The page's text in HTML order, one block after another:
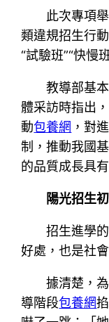
此次專項
類違規招生行
“試驗班”“快慢
教導部基
體采訪時指出
動包養網 ，對
制，推動我國
的品質成長具
陽光招生
招生進學
好處，也是社
據清楚，
導階段包養網